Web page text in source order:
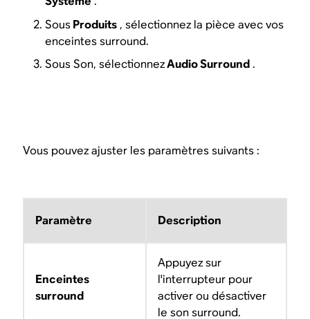
SousProduits , sélectionnez la pièce avec vos
enceintes surround.
Sous Son, sélectionnezAudio Surround.
Vous pouvez ajuster les paramètres suivants :
Paramètre Description
Enceintes
surround
Appuyez sur
l'interrupteur pour
activer ou désactiver
le son surround.